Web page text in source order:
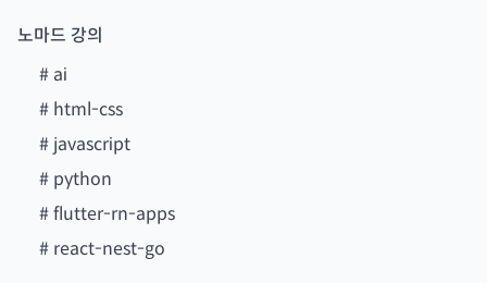
노마드 강의
# ai
# html-css
# javascript
# python
#flutter-rn-apps
# react-nest-go